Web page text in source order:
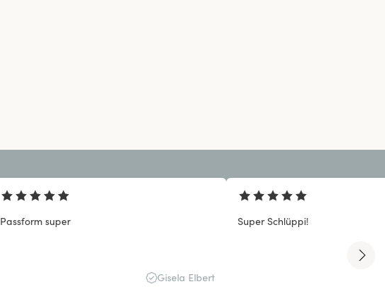
Passform super
Gisela Elbert
Super Schlüppi!